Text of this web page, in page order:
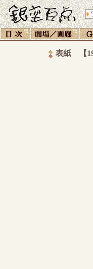
表紙 【